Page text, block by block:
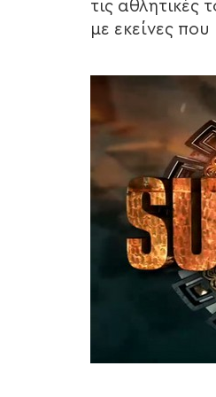
τις αθλητικές
με εκείνες